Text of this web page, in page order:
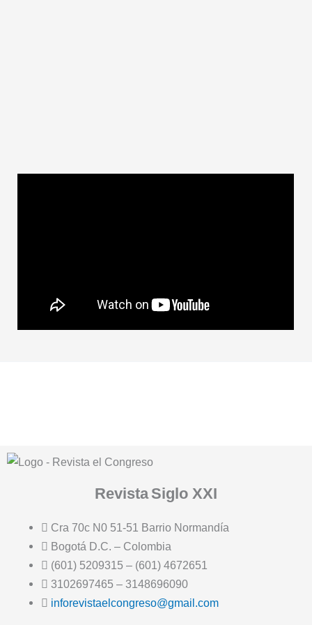
Revista Siglo XXI
Cra 70c N0 51-51 Barrio Normandía
Bogotá D.C. – Colombia
(601) 5209315 – (601) 4672651
3102697465 – 3148696090
inforevistaelcongreso@gmail.com